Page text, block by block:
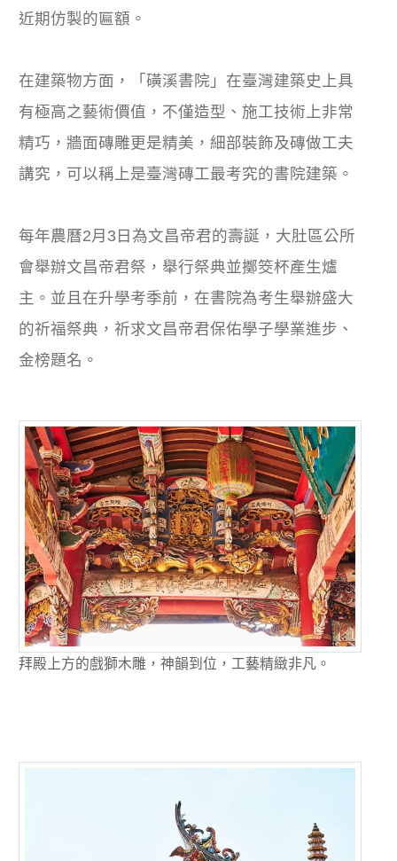
近期仿製的匾額。
在建築物方面，「磺溪書院」在臺灣建築史上具
有極高之藝術價值，不僅造型、施工技術上非常
精巧，牆面磚雕更是精美，細部裝飾及磚做工夫
講究，可以稱上是臺灣磚工最考究的書院建築。
每年農曆2月3日為文昌帝君的壽誕，大肚區公所
會舉辦文昌帝君祭，舉行祭典並擲筊杯產生爐
主。並且在升學考季前，在書院為考生舉辦盛大
的祈福祭典，祈求文昌帝君保佑學子學業進步、
金榜題名。
拜殿上方的戲獅木雕，神韻到位，工藝精緻非凡。